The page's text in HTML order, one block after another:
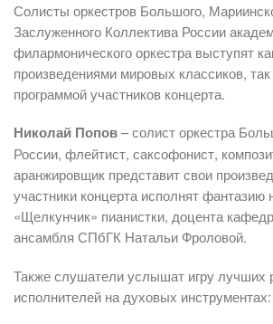
Солисты оркестров Большого,
Заслуженного Коллектива России
филармонического оркестра выступят
произведениями мировых классиков,
программой участников концерта.
Николай Попов– солист оркестра
России, флейтист, саксофонист,
аранжировщик представит свои
участники концерта исполнят фантазию
«Щелкунчик» пианистки, доцента
ансамбля СПбГК Натальи Фроловой.
Также слушатели услышат игру лучших
исполнителей на духовых инструментах: